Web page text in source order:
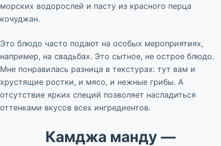
морских водорослей и пасту из красного перца
кочуджан.
Это блюдо часто подают на особых мероприятиях,
например, на свадьбах. Это сытное, не острое блюдо.
Мне понравилась разница в текстурах: тут вам и
хрустящие ростки, и мясо, и нежные грибы. А
отсутствие ярких специй позволяет насладиться
оттенками вкусов всех ингредиентов.
Камджа манду —